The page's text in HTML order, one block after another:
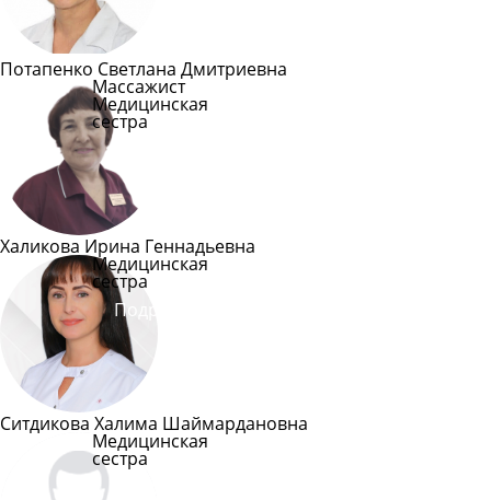
Потапенко Светлана Дмитриевна
Массажист
Медицинская
сестра
Халикова Ирина Геннадьевна
Медицинская
сестра
Подробнее
Ситдикова Халима Шаймардановна
Медицинская
сестра